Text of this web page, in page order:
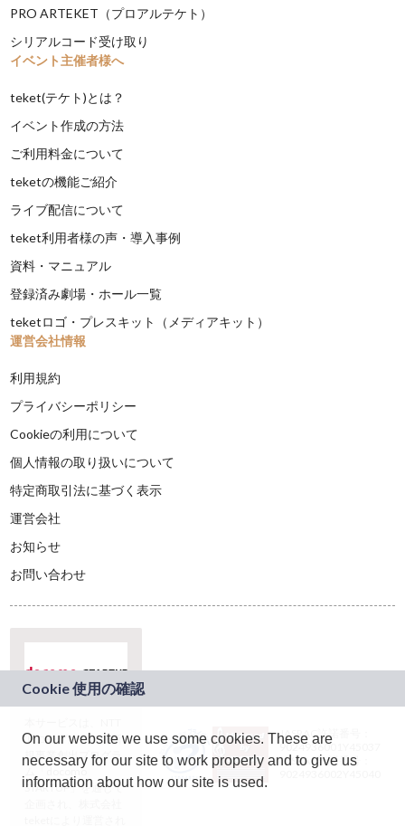
PRO ARTEKET（プロアルテケト）
シリアルコード受け取り
イベント主催者様へ
teket(テケト)とは？
イベント作成の方法
ご利用料金について
teketの機能ご紹介
ライブ配信について
teket利用者様の声・導入事例
資料・マニュアル
登録済み劇場・ホール一覧
teketロゴ・プレスキット（メディアキット）
運営会社情報
利用規約
プライバシーポリシー
Cookieの利用について
個人情報の取り扱いについて
特定商取引法に基づく表示
運営会社
お知らせ
お問い合わせ
ドコモグループの新
規事業創出プログラ
ム「docomo
STARTUP」を通じて
JASRAC許諾番号：
9024936001Y45037
JASRAC許諾番号：
On our website we use some cookies. These are
necessary for our site to work properly and to give us
information about how our site is used.